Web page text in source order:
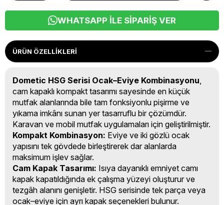
WHATSAPP İLE SIPARIŞ VER
ÜRÜN ÖZELLIKLERI
Dometic HSG Serisi Ocak–Eviye Kombinasyonu
cam kapaklı kompakt tasarımı sayesinde en küçük
mutfak alanlarında bile tam fonksiyonlu pişirme ve
yıkama imkânı sunan yer tasarruflu bir çözümdür.
Karavan ve mobil mutfak uygulamaları için geliştirilmiştir.
Kompakt Kombinasyon: Eviye ve iki gözlü ocak
yapısını tek gövdede birleştirerek dar alanlarda
maksimum işlev sağlar.
Cam Kapak Tasarımı: Isıya dayanıklı emniyet camı
kapak kapatıldığında ek çalışma yüzeyi oluşturur ve
tezgâh alanını genişletir. HSG serisinde tek parça veya
ocak–eviye için ayrı kapak seçenekleri bulunur.